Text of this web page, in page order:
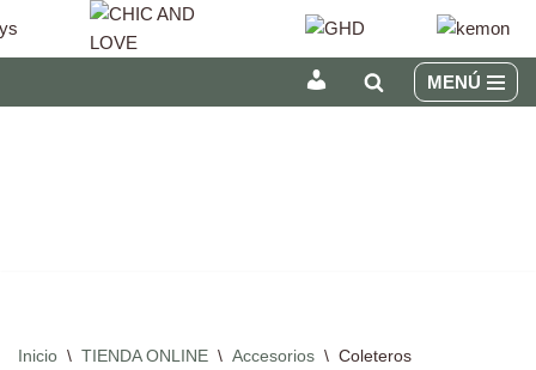
INICIAR
MENÚ
Inicio \ TIENDA ONLINE \ Accesorios \ Coleteros